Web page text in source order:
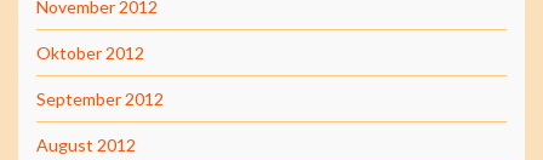
November 2012
Oktober 2012
September 2012
August 2012